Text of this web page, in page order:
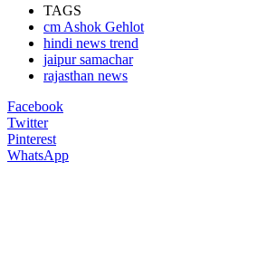
TAGS
cm Ashok Gehlot
hindi news trend
jaipur samachar
rajasthan news
Facebook
Twitter
Pinterest
WhatsApp